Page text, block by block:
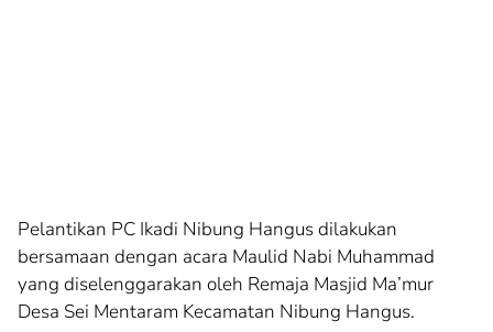
Pelantikan PC Ikadi Nibung Hangus dilakukan
bersamaan dengan acara Maulid Nabi Muhammad
yang diselenggarakan oleh Remaja Masjid Ma’mur
Desa Sei Mentaram Kecamatan Nibung Hangus.